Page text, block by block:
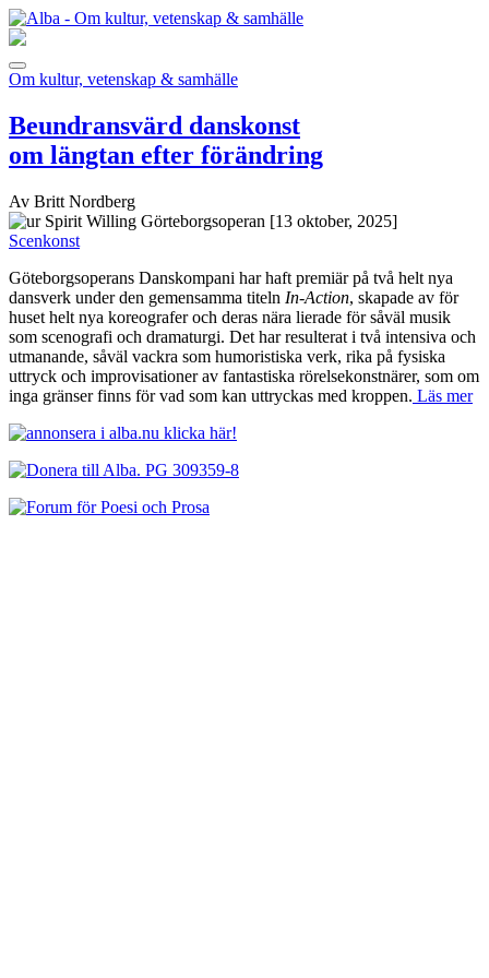
Om kultur, vetenskap & samhälle
Beundransvärd danskonst
om längtan efter förändring
Av Britt Nordberg
[13 oktober, 2025]
Scenkonst
Göteborgsoperans Danskompani har haft premiär på två helt nya
dansverk under den gemensamma titeln In-Action, skapade av för
huset helt nya koreografer och deras nära lierade för såväl musik
som scenografi och dramaturgi. Det har resulterat i två intensiva och
utmanande, såväl vackra som humoristiska verk, rika på fysiska
uttryck och improvisationer av fantastiska rörelsekonstnärer, som om
inga gränser finns för vad som kan uttryckas med kroppen. Läs mer